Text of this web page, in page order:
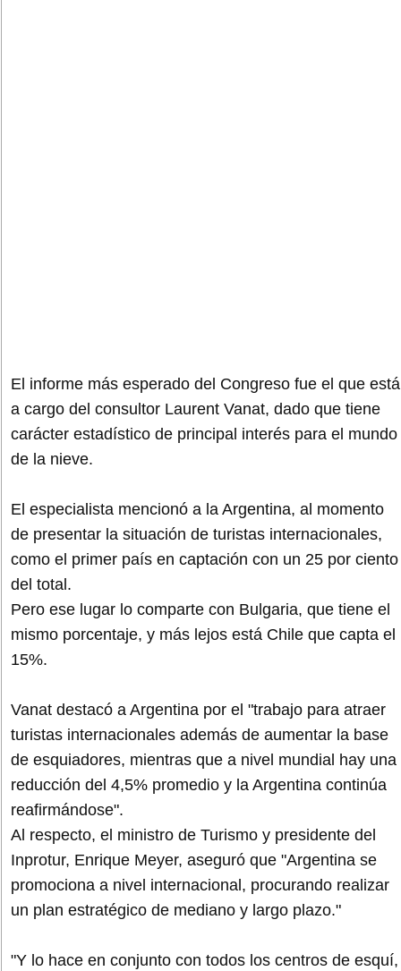
El informe más esperado del Congreso fue el que está
a cargo del consultor Laurent Vanat, dado que tiene
carácter estadístico de principal interés para el mundo
de la nieve.
El especialista mencionó a la Argentina, al momento
de presentar la situación de turistas internacionales,
como el primer país en captación con un 25 por ciento
del total.
Pero ese lugar lo comparte con Bulgaria, que tiene el
mismo porcentaje, y más lejos está Chile que capta el
15%.
Vanat destacó a Argentina por el "trabajo para atraer
turistas internacionales además de aumentar la base
de esquiadores, mientras que a nivel mundial hay una
reducción del 4,5% promedio y la Argentina continúa
reafirmándose".
Al respecto, el ministro de Turismo y presidente del
Inprotur, Enrique Meyer, aseguró que "Argentina se
promociona a nivel internacional, procurando realizar
un plan estratégico de mediano y largo plazo."
"Y lo hace en conjunto con todos los centros de esquí,